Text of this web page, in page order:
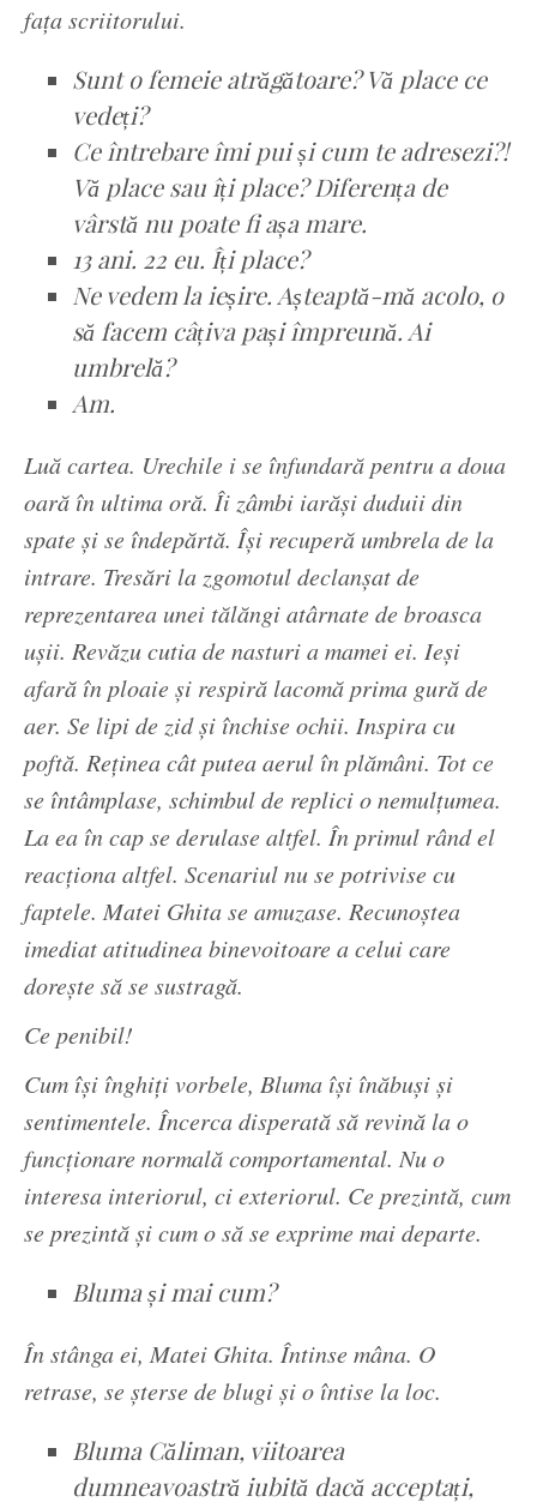
fața scriitorului.
Sunt o femeie atrăgătoare? Vă place ce
vedeți?
Ce întrebare îmi pui și cum te adresezi?!
Vă place sau îți place? Diferența de
vârstă nu poate fi așa mare.
13 ani. 22 eu. Îți place?
Ne vedem la ieșire. Așteaptă-mă acolo, o
să facem câțiva pași împreună. Ai
umbrelă?
Am.
Luă cartea. Urechile i se înfundară pentru a doua
oară în ultima oră. Îi zâmbi iarăși duduii din
spate și se îndepărtă. Își recuperă umbrela de la
intrare. Tresări la zgomotul declanșat de
reprezentarea unei tălăngi atârnate de broasca
ușii. Revăzu cutia de nasturi a mamei ei. Ieși
afară în ploaie și respiră lacomă prima gură de
aer. Se lipi de zid și închise ochii. Inspira cu
poftă. Reținea cât putea aerul în plămâni. Tot ce
se întâmplase, schimbul de replici o nemulțumea.
La ea în cap se derulase altfel. În primul rând el
reacționa altfel. Scenariul nu se potrivise cu
faptele. Matei Ghita se amuzase. Recunoștea
imediat atitudinea binevoitoare a celui care
dorește să se sustragă.
Ce penibil!
Cum își înghiți vorbele, Bluma își înăbuși și
sentimentele. Încerca disperată să revină la o
funcționare normală comportamental. Nu o
interesa interiorul, ci exteriorul. Ce prezintă, cum
se prezintă și cum o să se exprime mai departe.
Bluma și mai cum?
În stânga ei, Matei Ghita. Întinse mâna. O
retrase, se șterse de blugi și o întise la loc.
Bluma Căliman, viitoarea
dumneavoastră iubită dacă acceptați,